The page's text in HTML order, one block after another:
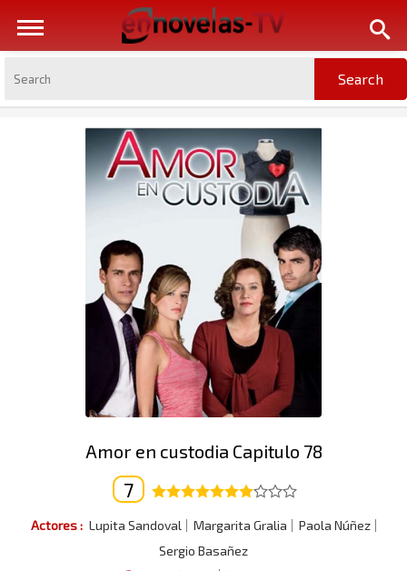
Amor en custodia Capitulo 78
7
Actores : Lupita Sandoval Margarita Gralia
Paola Núñez
Sergio Basañez